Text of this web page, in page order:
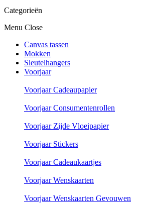
Categorieën
Menu Close
Canvas tassen
Mokken
Sleutelhangers
Voorjaar
Voorjaar Cadeaupapier
Voorjaar Consumentenrollen
Voorjaar Zijde Vloeipapier
Voorjaar Stickers
Voorjaar Cadeaukaartjes
Voorjaar Wenskaarten
Voorjaar Wenskaarten Gevouwen